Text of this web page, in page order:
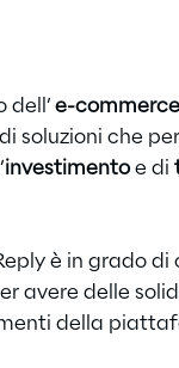
dell’e-commerce
soluzioni che
investimentoe di
è in grado di
avere delle
della